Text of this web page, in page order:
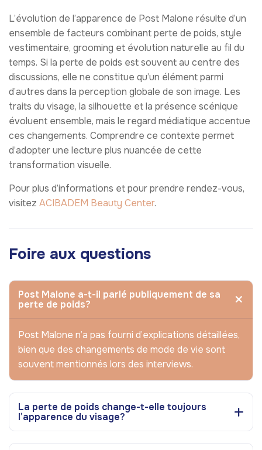
L’évolution de l’apparence de Post Malone résulte d’un
ensemble de facteurs combinant perte de poids, style
vestimentaire, grooming et évolution naturelle au fil du
temps. Si la perte de poids est souvent au centre des
discussions, elle ne constitue qu’un élément parmi
d’autres dans la perception globale de son image. Les
traits du visage, la silhouette et la présence scénique
évoluent ensemble, mais le regard médiatique accentue
ces changements. Comprendre ce contexte permet
d’adopter une lecture plus nuancée de cette
transformation visuelle.
Pour plus d’informations et pour prendre rendez-vous,
visitez ACIBADEM Beauty Center.
Foire aux questions
Post Malone a-t-il parlé publiquement de sa
perte de poids?
Post Malone n’a pas fourni d’explications détaillées,
bien que des changements de mode de vie sont
souvent mentionnés lors des interviews.
La perte de poids change-t-elle toujours
l’apparence du visage?